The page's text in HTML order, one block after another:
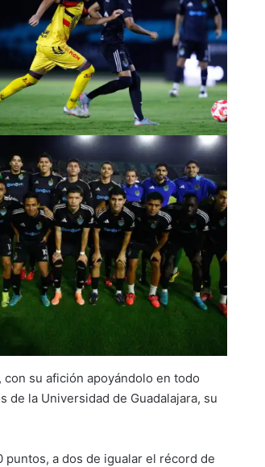
su afición apoyándolo en todo
de la Universidad de Guadalajara, su
a dos de igualar el récord de